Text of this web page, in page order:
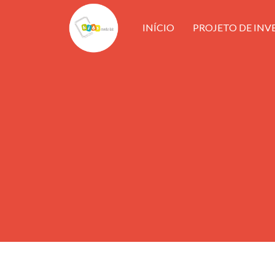
INÍCIO PROJETO DE